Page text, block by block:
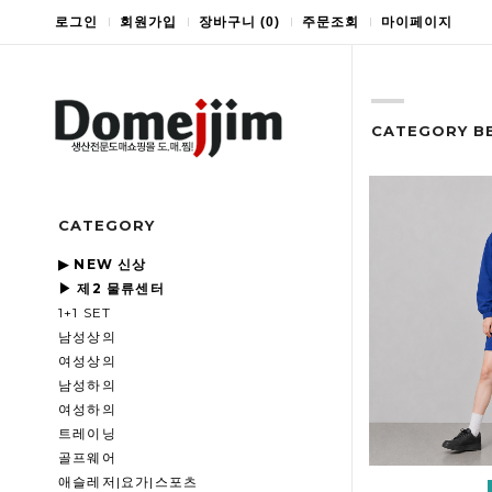
로그인 회원가입 장바구니 (0) 주문조회 마이페이지
CATEGORY
▶ NEW 신상
▶ 제2 물류센터
1+1 SET
남성상의
여성상의
남성하의
여성하의
트레이닝
골프웨어
애슬레저|요가|스포츠
CATEGORY